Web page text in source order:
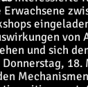
von
und sich
18.